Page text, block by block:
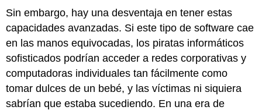
Sin embargo, hay una desventaja en tener estas
capacidades avanzadas. Si este tipo de software cae
en las manos equivocadas, los piratas informáticos
sofisticados podrían acceder a redes corporativas y
computadoras individuales tan fácilmente como
tomar dulces de un bebé, y las víctimas ni siquiera
sabrían que estaba sucediendo. En una era de